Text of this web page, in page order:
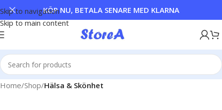
Skip to navigation
Skip to main content
KÖP NU, BETALA SENARE MED KLARNA
Home Shop Hälsa & Skönhet